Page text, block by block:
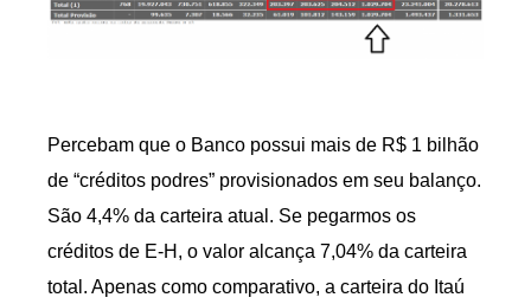
Percebam que o Banco possui mais de R$ 1 bilhão
de “créditos podres” provisionados em seu balanço.
São 4,4% da carteira atual. Se pegarmos os
créditos de E-H, o valor alcança 7,04% da carteira
total. Apenas como comparativo, a carteira do Itaú